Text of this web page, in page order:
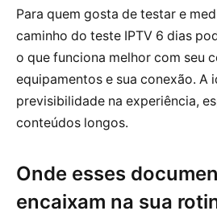
Para quem gosta de testar e
caminho do teste IPTV 6 dias
o que funciona melhor com seu
equipamentos e sua conexão. A
previsibilidade na experiência,
conteúdos longos.
Onde esses
encaixam na sua